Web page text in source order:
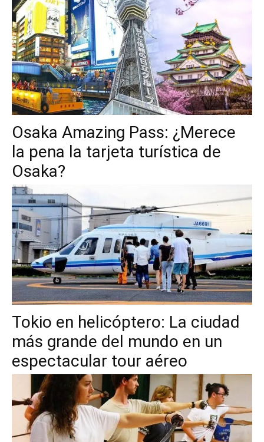
Osaka Amazing Pass: ¿Merece
la pena la tarjeta turística de
Osaka?
Tokio en helicóptero: La ciudad
más grande del mundo en un
espectacular tour aéreo